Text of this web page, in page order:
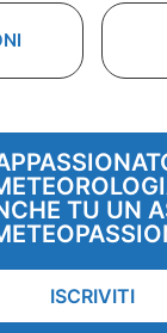
TU UN
ISCRIVITI